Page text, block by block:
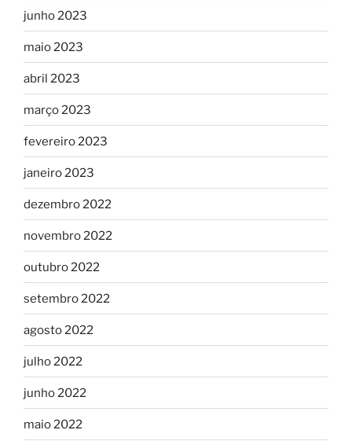
junho 2023
maio 2023
abril 2023
março 2023
fevereiro 2023
janeiro 2023
dezembro 2022
novembro 2022
outubro 2022
setembro 2022
agosto 2022
julho 2022
junho 2022
maio 2022